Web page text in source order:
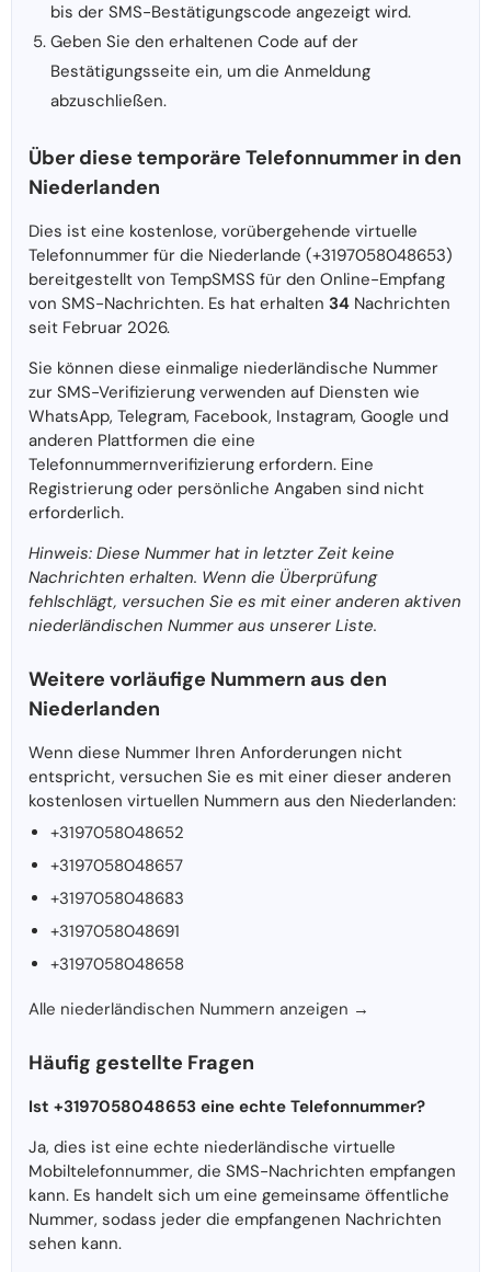
bis der SMS-Bestätigungscode angezeigt wird.
Geben Sie den erhaltenen Code auf der
Bestätigungsseite ein, um die Anmeldung
abzuschließen.
Über diese temporäre Telefonnummer in den
Niederlanden
Dies ist eine kostenlose, vorübergehende virtuelle
Telefonnummer für die Niederlande (+3197058048653)
bereitgestellt von TempSMSS für den Online-Empfang
von SMS-Nachrichten. Es hat erhalten 34 Nachrichten
seit Februar 2026.
Sie können diese einmalige niederländische Nummer
zur SMS-Verifizierung verwenden auf Diensten wie
WhatsApp, Telegram, Facebook, Instagram, Google und
anderen Plattformen die eine
Telefonnummernverifizierung erfordern. Eine
Registrierung oder persönliche Angaben sind nicht
erforderlich.
Hinweis: Diese Nummer hat in letzter Zeit keine
Nachrichten erhalten. Wenn die Überprüfung
fehlschlägt, versuchen Sie es mit einer anderen aktiven
niederländischen Nummer aus unserer Liste.
Weitere vorläufige Nummern aus den
Niederlanden
Wenn diese Nummer Ihren Anforderungen nicht
entspricht, versuchen Sie es mit einer dieser anderen
kostenlosen virtuellen Nummern aus den Niederlanden:
+3197058048652
+3197058048657
+3197058048683
+3197058048691
+3197058048658
Alle niederländischen Nummern anzeigen →
Häufig gestellte Fragen
Ist +3197058048653 eine echte Telefonnummer?
Ja, dies ist eine echte niederländische virtuelle
Mobiltelefonnummer, die SMS-Nachrichten empfangen
kann. Es handelt sich um eine gemeinsame öffentliche
Nummer, sodass jeder die empfangenen Nachrichten
sehen kann.